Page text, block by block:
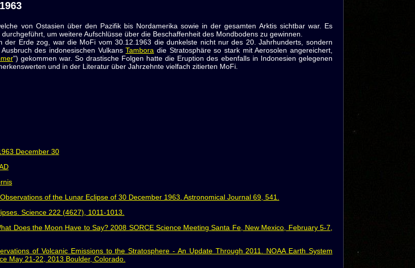
von Ostasien über den Pazifik bis Nordamerika sowie in der gesamten Arktis sichtbar war. Es
um weitere Aufschlüsse über die Beschaffenheit des Mondbodens zu gewinnen.
Erde zog, war die MoFi vom 30.12.1963 die dunkelste nicht nur des 20. Jahrhunderts, sondern
des indonesischen VulkansTambora die Stratosphäre so stark mit Aerosolen angereichert,
") gekommen war. So drastische Folgen hatte die Eruption des ebenfalls in Indonesien gelegenen
und in der Literatur über Jahrzehnte vielfach zitierten MoFi.
December 30
of the Lunar Eclipse of 30 December 1963. Astronomical Journal 69, 541.
Science 222 (4627), 1011-1013.
Does the Moon Have to Say? 2008 SORCE Science Meeting Santa Fe, New Mexico, February 5-7,
of Volcanic Emissions to the Stratosphere - An Update Through 2011. NOAA Earth System
May 21-22, 2013 Boulder, Colorado.